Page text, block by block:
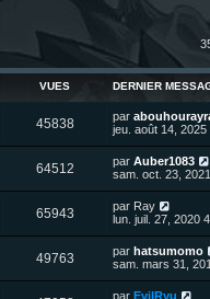
VUES DERNIER
45838V
u
s
D
e
i
e
r
m
e
s
s
a
g
e
par
jeu. août 14, 2025
64512V
u
s
D
e
i
e
r
m
e
s
s
par Auber1083
sam. oct. 23,
65943V
u
D
e
i
e
r
m
par Ray
lun. juil. 27, 2020
49763V
u
D
e
par hatsumomo
sam. mars 31,
D
par EvilRyu